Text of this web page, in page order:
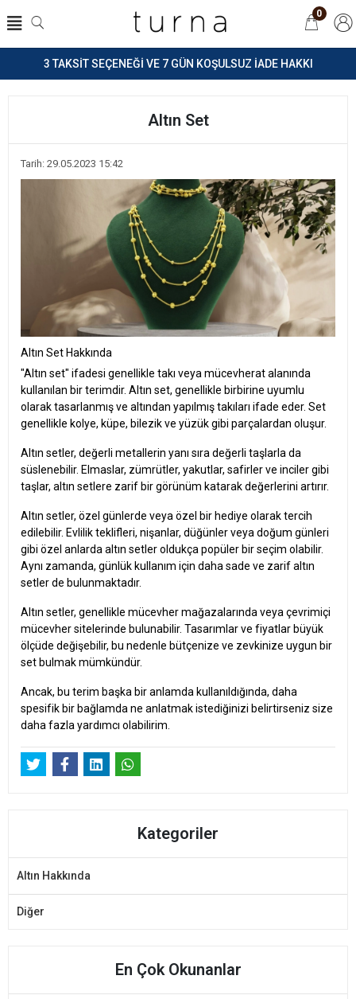
3 TAKSİT SEÇENEĞİ VE 7 GÜN KOŞULSUZ İADE HAKKI
0
Altın Set
Tarih: 29.05.2023 15:42
Altın Set Hakkında
"Altın set" ifadesi genellikle takı veya mücevherat alanında
kullanılan bir terimdir. Altın set, genellikle birbirine uyumlu
olarak tasarlanmış ve altından yapılmış takıları ifade eder. Set
genellikle kolye, küpe, bilezik ve yüzük gibi parçalardan oluşur.
Altın setler, değerli metallerin yanı sıra değerli taşlarla da
süslenebilir. Elmaslar, zümrütler, yakutlar, safirler ve inciler gibi
taşlar, altın setlere zarif bir görünüm katarak değerlerini artırır.
Altın setler, özel günlerde veya özel bir hediye olarak tercih
edilebilir. Evlilik teklifleri, nişanlar, düğünler veya doğum günleri
gibi özel anlarda altın setler oldukça popüler bir seçim olabilir.
Aynı zamanda, günlük kullanım için daha sade ve zarif altın
setler de bulunmaktadır.
Altın setler, genellikle mücevher mağazalarında veya çevrimiçi
mücevher sitelerinde bulunabilir. Tasarımlar ve fiyatlar büyük
ölçüde değişebilir, bu nedenle bütçenize ve zevkinize uygun bir
set bulmak mümkündür.
Ancak, bu terim başka bir anlamda kullanıldığında, daha
spesifik bir bağlamda ne anlatmak istediğinizi belirtirseniz size
daha fazla yardımcı olabilirim.
Kategoriler
Altın Hakkında
Diğer
En Çok Okunanlar